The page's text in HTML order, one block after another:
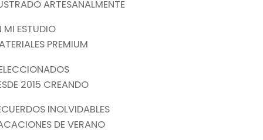
ARTESANALMENTE
MI ESTUDIO
PREMIUM
2015 CREANDO
INOLVIDABLES
DE VERANO